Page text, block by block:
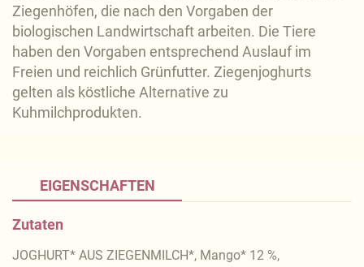
Ziegenhöfen, die nach den Vorgaben der
biologischen Landwirtschaft arbeiten. Die Tiere
haben den Vorgaben entsprechend Auslauf im
Freien und reichlich Grünfutter. Ziegenjoghurts
gelten als köstliche Alternative zu
Kuhmilchprodukten.
EIGENSCHAFTEN
Zutaten
JOGHURT* AUS ZIEGENMILCH*, Mango* 12 %,